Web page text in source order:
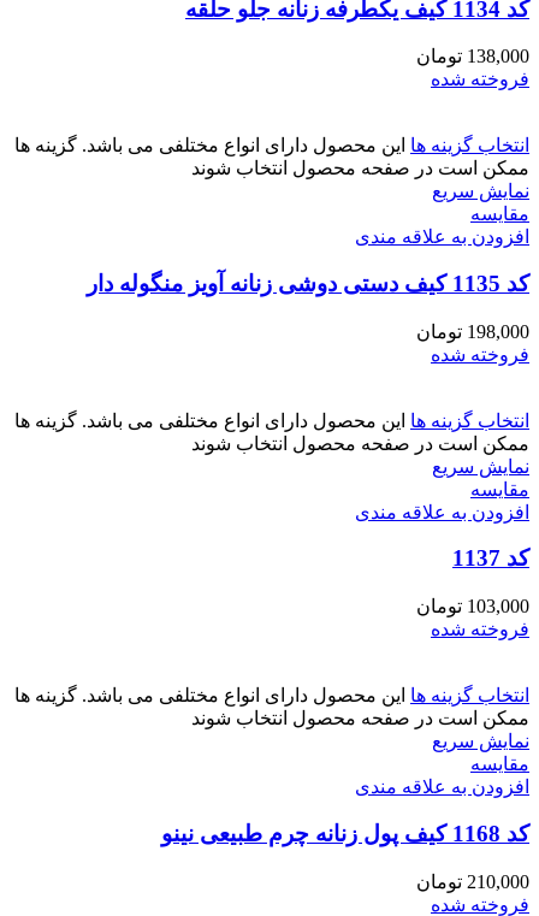
کد 1134 کیف یکطرفه زنانه جلو حلقه
138,000 تومان
فروخته شده
انتخاب گزینه ها این محصول دارای انواع مختلفی می باشد. گزینه ها
ممکن است در صفحه محصول انتخاب شوند
نمایش سریع
مقايسه
افزودن به علاقه مندی
کد 1135 کیف دستی دوشی زنانه آویز منگوله دار
198,000 تومان
فروخته شده
انتخاب گزینه ها این محصول دارای انواع مختلفی می باشد. گزینه ها
ممکن است در صفحه محصول انتخاب شوند
نمایش سریع
مقايسه
افزودن به علاقه مندی
کد 1137
103,000 تومان
فروخته شده
انتخاب گزینه ها این محصول دارای انواع مختلفی می باشد. گزینه ها
ممکن است در صفحه محصول انتخاب شوند
نمایش سریع
مقايسه
افزودن به علاقه مندی
کد 1168 کیف پول زنانه چرم طبیعی نینو
210,000 تومان
فروخته شده